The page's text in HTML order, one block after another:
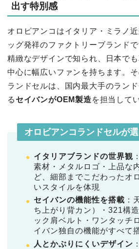
出す特別感
オロビアンコはイタリア・ミラノ
ッグ発祥のファクトリーブランド
精緻なデザインで知られ、日本で
中心に幅広いファンを持ちます。
ランドセルは、国内最大手のラン
る セイバンがOEM製造を担当して
オロビアンコランドセルが
イタリアブランドの世界観
素材・メタルロゴ・上品な
ど、細部までこだわったオ
いスタイルを体現
セイバンの機能性を搭載 ：
ち上がり背カン）・321構
ック肩ベルト・ワンタッチ
イバン独自の機能がすべて
人とかぶりにくいデザイン